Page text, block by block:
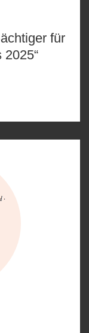
für
2025“